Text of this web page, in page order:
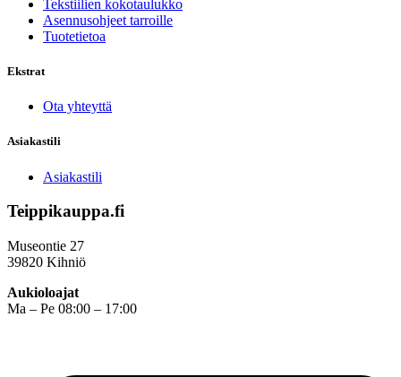
Tekstiilien kokotaulukko
Asennusohjeet tarroille
Tuotetietoa
Ekstrat
Ota yhteyttä
Asiakastili
Asiakastili
Teippikauppa.fi
Museontie 27
39820 Kihniö
Aukioloajat
Ma – Pe 08:00 – 17:00